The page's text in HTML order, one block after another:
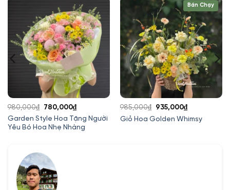
Garden Style Hoa Tặng Người
Yêu Bó Hoa Nhẹ Nhàng
980,000₫
Giá
gốc
là:
780,000₫Giá
hiện
tại
Bán Chạy
Giỏ Hoa Golden Whimsy
985,000₫
Giá
gốc
935,000₫Giá
hiện